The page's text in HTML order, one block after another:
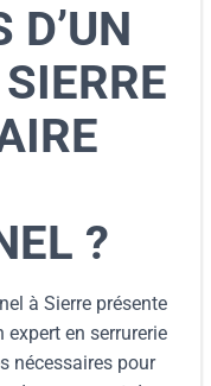
D’UN
?
à Sierre présente
en serrurerie
nécessaires pour